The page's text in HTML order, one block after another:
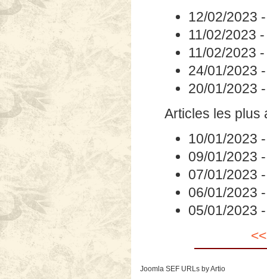
12/02/2023
11/02/2023
11/02/2023 -
24/01/2023
20/01/2023
Articles les plus
10/01/2023
09/01/2023
07/01/2023
06/01/2023
05/01/2023
Joomla SEF URLs by Artio